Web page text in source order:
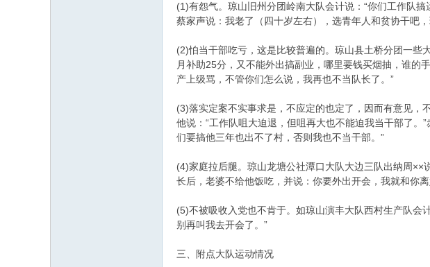
(1)有怨气。琼山旧州分团岭南大队会计说：“你们工作队
蔡家声说：我老了（四十岁左右），选青年人和贫协干吧，
(2)怕当干部吃亏，这是比较普遍的。琼山县土桥分团一些
月补助25分，又不能外出搞副业，哪里要钱买烟抽，谁的
产上级骂，不管你们怎么说，我再也不当队长了。”
(3)落实定案不实事求是，不应定的也定了，因而有意见，
他说：“工作队咀大迫退，但咀再大也不能迫我当干部了
们要搞他三年也出不了村，否则我也不当干部。”
(4)家庭拉后腿。琼山龙塘公社潭口大队大边三队出纳周××
长后，老婆不给他饭吃，并说：你要外出开会，我就和你
(5)不被吸收入党也不肯于。如琼山演丰大队西村生产队会
别再叫我去开会了。”
三、附点大队运动情况